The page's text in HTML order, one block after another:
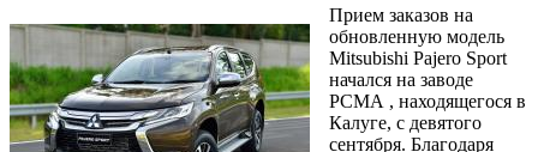
Прием заказов на
обновленную модель
Mitsubishi Pajero Sport
начался на заводе
РСМА , находящегося в
Калуге, с девятого
сентября. Благодаря